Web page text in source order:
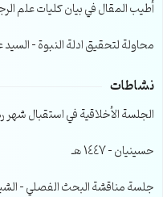
أطيب المقال في بيان كليات علم
محاولة لتحقيق ادلة النبوة –
نشاطات
الجلسة الأخلاقية في استقبال
حسينيان – 1447 هـ
جلسة مناقشة البحث الفصلي – الشيخ